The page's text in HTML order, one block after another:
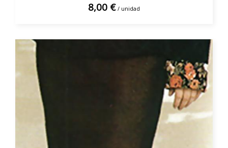
8,00 € / unidad